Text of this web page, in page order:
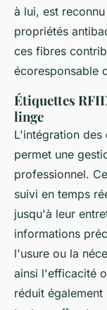
à lui, est
propriétés
ces fibres
écoresponsable
Étiquettes
linge
L'intégration des
permet une
professionnel.
suivi en temps
jusqu'à leur
informations
l'usure ou la
ainsi l'efficacité
réduit